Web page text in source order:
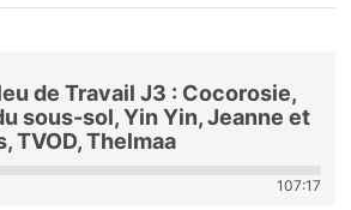
de Travail J3 : Cocorosie,
sous-sol, Yin Yin, Jeanne et
TVOD, Thelmaa
107:17